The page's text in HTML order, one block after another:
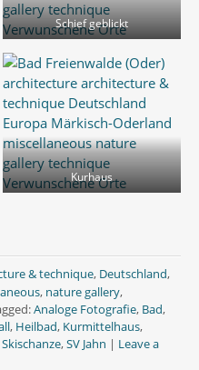
Schief geblickt
Kurhaus
& technique, Deutschland,
, nature gallery,
Analoge Fotografie, Bad,
, Heilbad, Kurmittelhaus,
Skischanze,SV Jahn | Leave a